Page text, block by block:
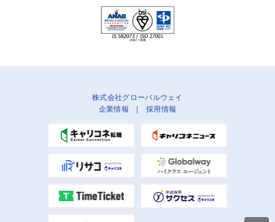
株式会社グローバルウェイ
企業情報 | 採用情報